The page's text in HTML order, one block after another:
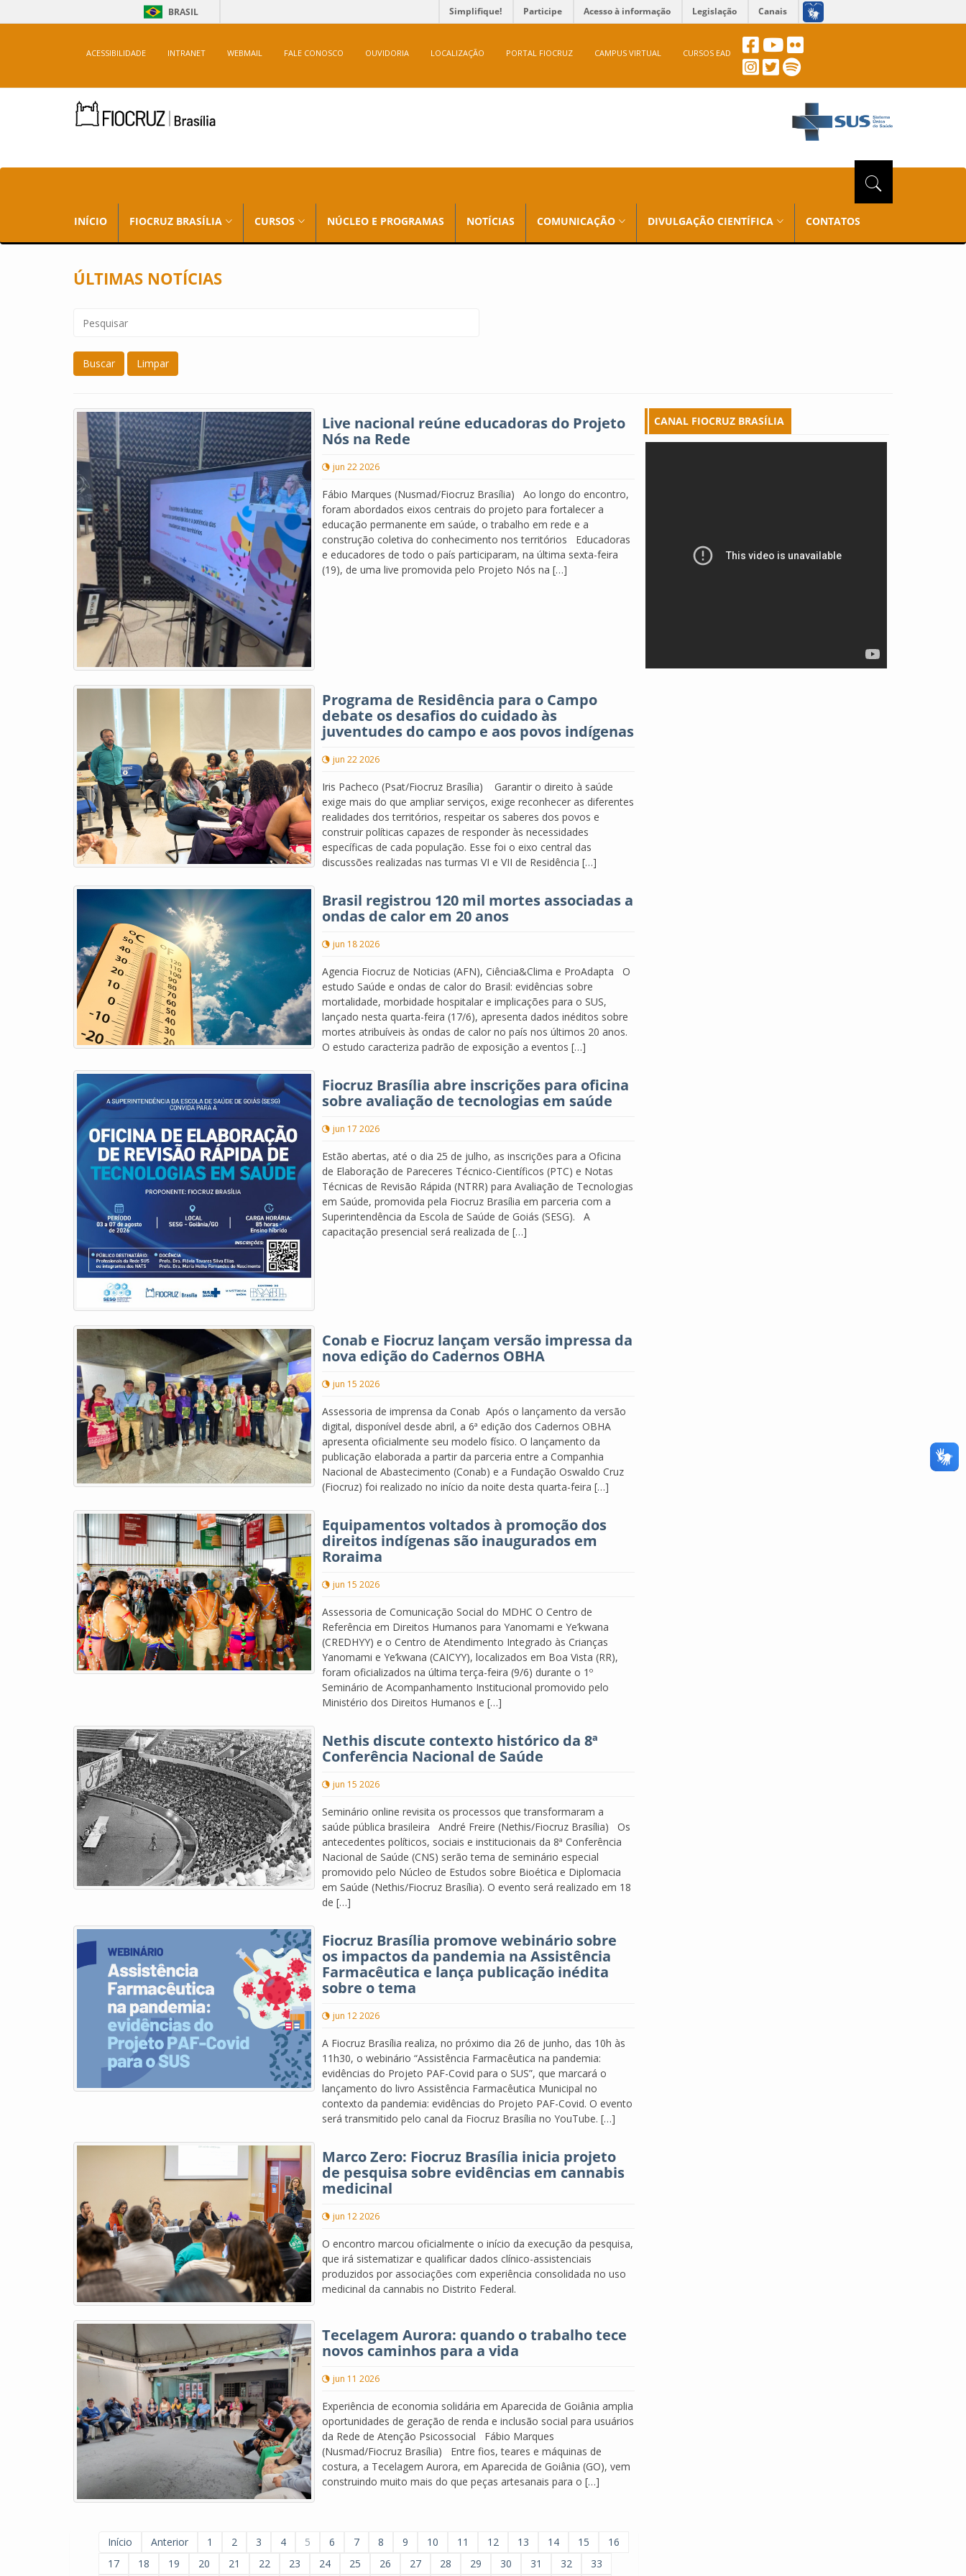
BRASIL Simplifique! Participe Acesso à informação Legislação Canais
ACESSIBILIDADE INTRANET WEBMAIL FALE CONOSCO OUVIDORIA LOCALIZAÇÃO PORTAL FIOCRUZ CAMPUS VIRTUAL CURSOS EAD
INÍCIO FIOCRUZ BRASÍLIA CURSOS NÚCLEO E PROGRAMAS NOTÍCIAS COMUNICAÇÃO DIVULGAÇÃO CIENTÍFICA CONTATOS
ÚLTIMAS NOTÍCIAS
Buscar Limpar
Live nacional reúne educadoras do Projeto
Nós na Rede
jun 22 2026
Fábio Marques (Nusmad/Fiocruz Brasília) Ao longo do encontro,
foram abordados eixos centrais do projeto para fortalecer a
educação permanente em saúde, o trabalho em rede e a
construção coletiva do conhecimento nos territórios Educadoras
e educadores de todo o país participaram, na última sexta-feira
(19), de uma live promovida pelo Projeto Nós na […]
Programa de Residência para o Campo
debate os desafios do cuidado às
juventudes do campo e aos povos indígenas
jun 22 2026
Iris Pacheco (Psat/Fiocruz Brasília) Garantir o direito à saúde
exige mais do que ampliar serviços, exige reconhecer as diferentes
realidades dos territórios, respeitar os saberes dos povos e
construir políticas capazes de responder às necessidades
específicas de cada população. Esse foi o eixo central das
discussões realizadas nas turmas VI e VII de Residência […]
Brasil registrou 120 mil mortes associadas a
ondas de calor em 20 anos
jun 18 2026
Agencia Fiocruz de Noticias (AFN), Ciência&Clima e ProAdapta O
estudo Saúde e ondas de calor do Brasil: evidências sobre
mortalidade, morbidade hospitalar e implicações para o SUS,
lançado nesta quarta-feira (17/6), apresenta dados inéditos sobre
mortes atribuíveis às ondas de calor no país nos últimos 20 anos.
O estudo caracteriza padrão de exposição a eventos […]
Fiocruz Brasília abre inscrições para oficina
sobre avaliação de tecnologias em saúde
jun 17 2026
Estão abertas, até o dia 25 de julho, as inscrições para a Oficina
de Elaboração de Pareceres Técnico-Científicos (PTC) e Notas
Técnicas de Revisão Rápida (NTRR) para Avaliação de Tecnologias
em Saúde, promovida pela Fiocruz Brasília em parceria com a
Superintendência da Escola de Saúde de Goiás (SESG). A
capacitação presencial será realizada de […]
Conab e Fiocruz lançam versão impressa da
nova edição do Cadernos OBHA
jun 15 2026
Assessoria de imprensa da Conab Após o lançamento da versão
digital, disponível desde abril, a 6ª edição dos Cadernos OBHA
apresenta oficialmente seu modelo físico. O lançamento da
publicação elaborada a partir da parceria entre a Companhia
Nacional de Abastecimento (Conab) e a Fundação Oswaldo Cruz
(Fiocruz) foi realizado no início da noite desta quarta-feira […]
Equipamentos voltados à promoção dos
direitos indígenas são inaugurados em
Roraima
jun 15 2026
Assessoria de Comunicação Social do MDHC O Centro de
Referência em Direitos Humanos para Yanomami e Ye’kwana
(CREDHYY) e o Centro de Atendimento Integrado às Crianças
Yanomami e Ye’kwana (CAICYY), localizados em Boa Vista (RR),
foram oficializados na última terça-feira (9/6) durante o 1º
Seminário de Acompanhamento Institucional promovido pelo
Ministério dos Direitos Humanos e […]
Nethis discute contexto histórico da 8ª
Conferência Nacional de Saúde
jun 15 2026
Seminário online revisita os processos que transformaram a
saúde pública brasileira André Freire (Nethis/Fiocruz Brasília) Os
antecedentes políticos, sociais e institucionais da 8ª Conferência
Nacional de Saúde (CNS) serão tema de seminário especial
promovido pelo Núcleo de Estudos sobre Bioética e Diplomacia
em Saúde (Nethis/Fiocruz Brasília). O evento será realizado em 18
de […]
Fiocruz Brasília promove webinário sobre
os impactos da pandemia na Assistência
Farmacêutica e lança publicação inédita
sobre o tema
jun 12 2026
A Fiocruz Brasília realiza, no próximo dia 26 de junho, das 10h às
11h30, o webinário “Assistência Farmacêutica na pandemia:
evidências do Projeto PAF-Covid para o SUS”, que marcará o
lançamento do livro Assistência Farmacêutica Municipal no
contexto da pandemia: evidências do Projeto PAF-Covid. O evento
será transmitido pelo canal da Fiocruz Brasília no YouTube. […]
Marco Zero: Fiocruz Brasília inicia projeto
de pesquisa sobre evidências em cannabis
medicinal
jun 12 2026
O encontro marcou oficialmente o início da execução da pesquisa,
que irá sistematizar e qualificar dados clínico-assistenciais
produzidos por associações com experiência consolidada no uso
medicinal da cannabis no Distrito Federal.
Tecelagem Aurora: quando o trabalho tece
novos caminhos para a vida
jun 11 2026
Experiência de economia solidária em Aparecida de Goiânia amplia
oportunidades de geração de renda e inclusão social para usuários
da Rede de Atenção Psicossocial Fábio Marques
(Nusmad/Fiocruz Brasília) Entre fios, teares e máquinas de
costura, a Tecelagem Aurora, em Aparecida de Goiânia (GO), vem
construindo muito mais do que peças artesanais para o […]
Início Anterior 1 2 3 4 5 6 7 8 9 10 11 12 13 14 15
16
17
18 19 20 21 22 23 24 25 26 27 28 29 30 31 32 33
CANAL FIOCRUZ BRASÍLIA